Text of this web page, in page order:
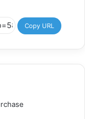
Copy URL